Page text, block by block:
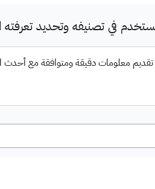
في تصنيفه وتحديد تعرفته
معلومات دقيقة ومتوافقة مع أحدث